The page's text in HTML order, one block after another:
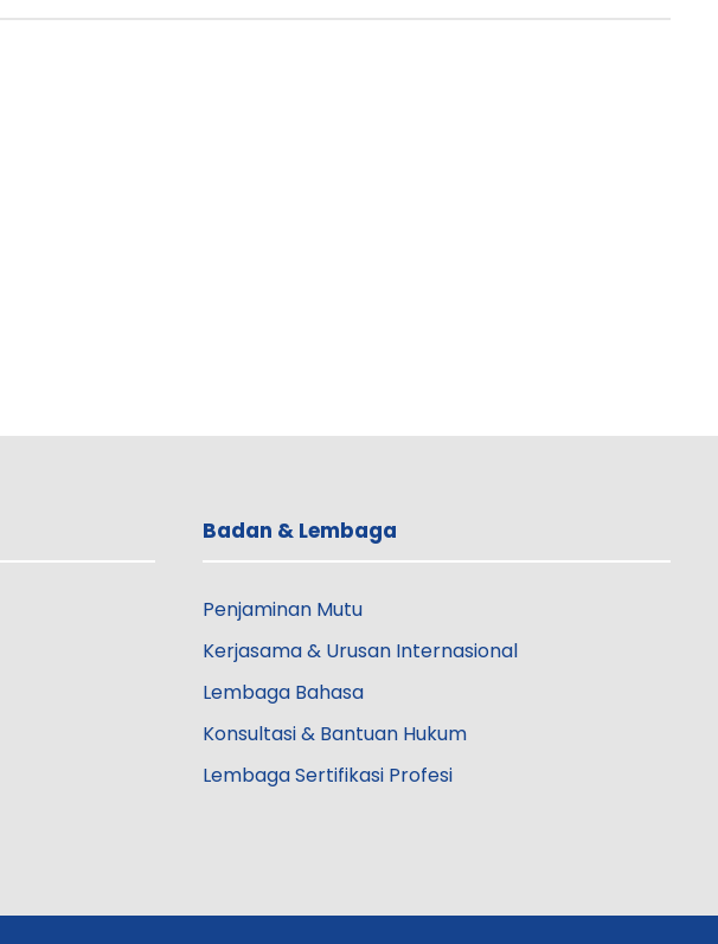
Badan & Lembaga
Penjaminan Mutu
Kerjasama & Urusan Internasional
Lembaga Bahasa
Konsultasi & Bantuan Hukum
Lembaga Sertifikasi Profesi